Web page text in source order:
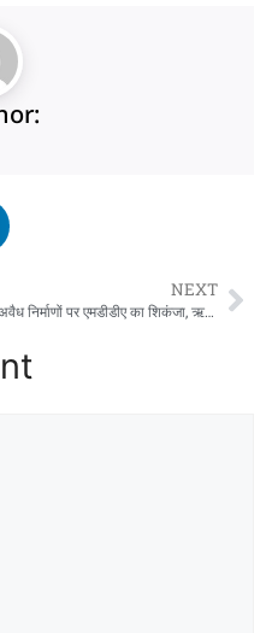
NEXT
अवैध निर्माणों पर एमडीडीए का शिकंजा, ऋषिकेश और देहरादून में दो भवन सील